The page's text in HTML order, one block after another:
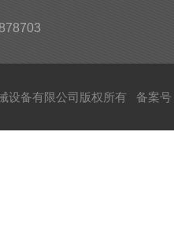
设备有限公司版权所有 备案号